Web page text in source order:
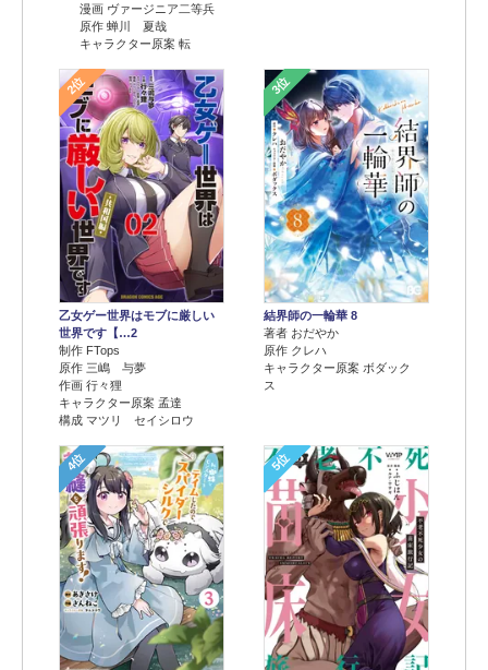
漫画 ヴァージニア二等兵
原作 蝉川 夏哉
キャラクター原案 転
2位
乙女ゲー世界はモブに厳しい
世界です【…2
制作 FTops
原作 三嶋 与夢
作画 行々狸
キャラクター原案 孟達
構成 マツリ セイシロウ
3位
結界師の一輪華 8
著者 おだやか
原作 クレハ
キャラクター原案 ボダック
ス
4位 5位